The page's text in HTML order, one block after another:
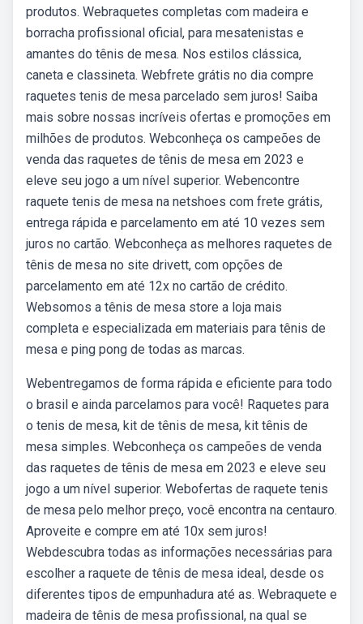
produtos. Webraquetes completas com madeira e
borracha profissional oficial, para mesatenistas e
amantes do tênis de mesa. Nos estilos clássica,
caneta e classineta. Webfrete grátis no dia compre
raquetes tenis de mesa parcelado sem juros! Saiba
mais sobre nossas incríveis ofertas e promoções em
milhões de produtos. Webconheça os campeões de
venda das raquetes de tênis de mesa em 2023 e
eleve seu jogo a um nível superior. Webencontre
raquete tenis de mesa na netshoes com frete grátis,
entrega rápida e parcelamento em até 10 vezes sem
juros no cartão. Webconheça as melhores raquetes de
tênis de mesa no site drivett, com opções de
parcelamento em até 12x no cartão de crédito.
Websomos a tênis de mesa store a loja mais
completa e especializada em materiais para tênis de
mesa e ping pong de todas as marcas.
Webentregamos de forma rápida e eficiente para todo
o brasil e ainda parcelamos para você! Raquetes para
o tenis de mesa, kit de tênis de mesa, kit tênis de
mesa simples. Webconheça os campeões de venda
das raquetes de tênis de mesa em 2023 e eleve seu
jogo a um nível superior. Webofertas de raquete tenis
de mesa pelo melhor preço, você encontra na centauro.
Aproveite e compre em até 10x sem juros!
Webdescubra todas as informações necessárias para
escolher a raquete de tênis de mesa ideal, desde os
diferentes tipos de empunhadura até as. Webraquete e
madeira de tênis de mesa profissional, na qual se